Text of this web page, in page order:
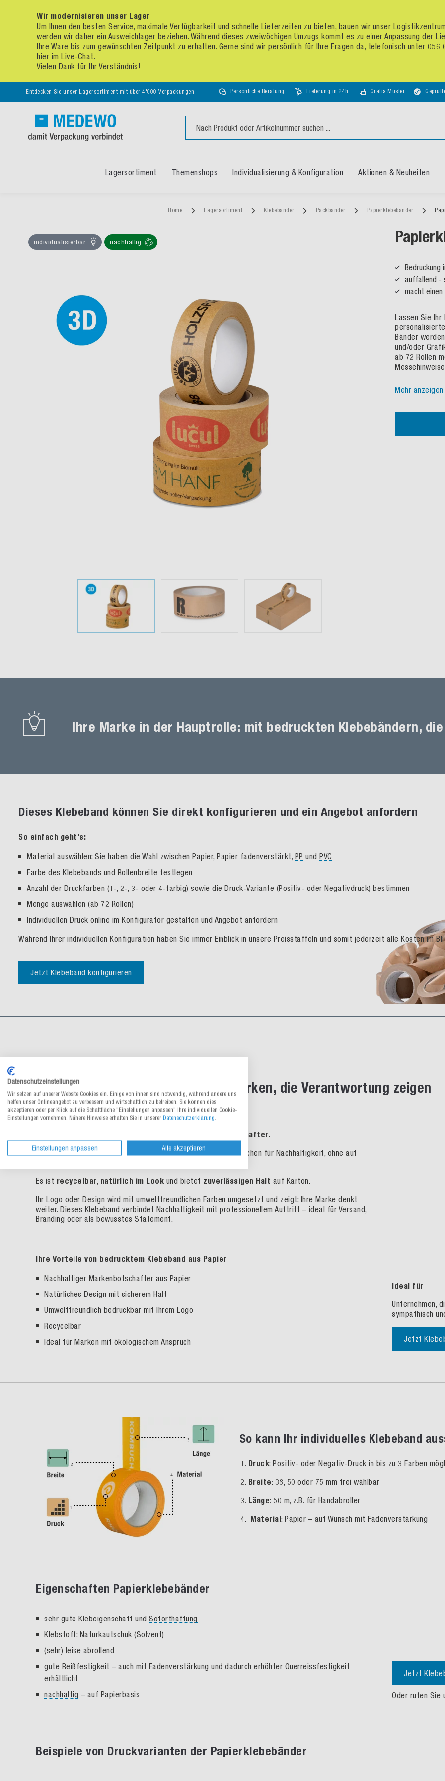
Wir modernisieren unser Lager
Um Ihnen den besten Service, maximale Verfügbarkeit und schnelle Lieferzeiten zu bieten, bauen wir unser
werden wir daher ein Ausweichlager beziehen. Während dieses zweiwöchigen Umzugs kommt es zu einer Anpassung der
Ihre Ware bis zum gewünschten Zeitpunkt zu erhalten. Gerne sind wir persönlich für Ihre Fragen da, telefonisch unter 056
hier im Live-Chat.
Vielen Dank für Ihr Verständnis!
Entdecken Sie unser Lagersortiment mit über 4'000 Verpackungen Persönliche Beratung Lieferung in 24h Gratis Muster
Lagersortiment Themenshops Individualisierung & Konfiguration Aktionen & Neuheiten
Home Lagersortiment Klebebänder Packbänder Papierklebebänder
individualisierbar nachhaltig
Bedruckung
auffallend -
macht einen
Lassen Sie Ihr
Bänder
und/oder
ab 72 Rollen
Mehr anzeigen
Ihre Marke in der Hauptrolle: mit bedruckten Klebebändern,
Dieses Klebeband können Sie direkt konfigurieren und ein Angebot anfordern
So einfach geht's:
Material auswählen: Sie haben die Wahl zwischen Papier, Papier fadenverstärkt, PP und PVC
Farbe des Klebebands und Rollenbreite festlegen
Anzahl der Druckfarben (1-, 2-, 3- oder 4-farbig) sowie die Druck-Variante (Positiv- oder Negativdruck) bestimmen
Menge auswählen (ab 72 Rollen)
Individuellen Druck online im Konfigurator gestalten und Angebot anfordern
Während Ihrer individuellen Konfiguration haben Sie immer Einblick in unsere Preisstaffeln und somit jederzeit alle Kosten im
Jetzt Klebeband konfigurieren
Papierklebeband bedrucken: Für Marken, die Verantwortung zeigen
Schon ab 72 Rollen wird Ihr Klebeband zum Markenbotschafter.
Mit bedrucktem Papierklebeband setzen Sie ein sichtbares Zeichen für Nachhaltigkeit, ohne auf
Es ist recycelbar, natürlich im Look und bietet zuverlässigen Halt auf Karton.
Ihr Logo oder Design wird mit umweltfreundlichen Farben umgesetzt und zeigt: Ihre Marke denkt
weiter. Dieses Klebeband verbindet Nachhaltigkeit mit professionellem Auftritt – ideal für Versand,
Branding oder als bewusstes Statement.
Ihre Vorteile von bedrucktem Klebeband aus Papier
Nachhaltiger Markenbotschafter aus Papier
Natürliches Design mit sicherem Halt
Umweltfreundlich bedruckbar mit Ihrem Logo
Recycelbar
Ideal für Marken mit ökologischem Anspruch
Ideal für
Unternehmen,
sympathisch
Jetzt
So kann Ihr individuelles Klebeband
Druck: Positiv- oder Negativ-Druck in bis zu 3 Farben
Breite: 38, 50 oder 75 mm frei wählbar
Länge: 50 m, z.B. für Handabroller
Material: Papier – auf Wunsch mit Fadenverstärkung
Eigenschaften Papierklebebänder
sehr gute Klebeigenschaft und Soforthaftung
Klebstoff: Naturkautschuk (Solvent)
(sehr) leise abrollend
gute Reißfestigkeit – auch mit Fadenverstärkung und dadurch erhöhter Querreissfestigkeit
erhältlicht
nachhaltig – auf Papierbasis
Jetzt
Oder rufen Sie
Beispiele von Druckvarianten der Papierklebebänder
Datenschutzeinstellungen
Wir setzen auf unserer Website Cookies ein. Einige von ihnen sind notwendig, während andere uns
helfen unser Onlineangebot zu verbessern und wirtschaftlich zu betreiben. Sie können dies
akzeptieren oder per Klick auf die Schaltfläche "Einstellungen anpassen" Ihre individuellen Cookie-
Einstellungen vornehmen. Nähere Hinweise erhalten Sie in unserer Datenschutzerklärung.
Einstellungen anpassen Alle akzeptieren